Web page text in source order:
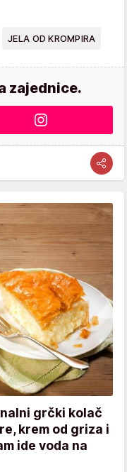
JELA OD KROMPIRA
zajednice.
grčki kolač
krem od griza i
ide voda na